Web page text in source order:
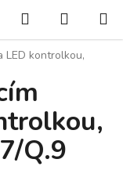
Hledat
KOŠÍK
LED kontrolkou,
Q.9